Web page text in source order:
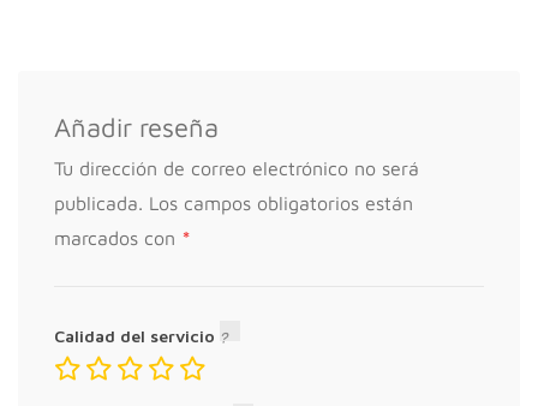
Añadir reseña
Tu dirección de correo electrónico no será
publicada.
Los campos obligatorios están
marcados con *
Calidad del servicio